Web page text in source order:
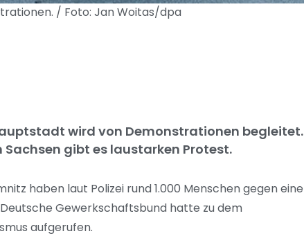
/ Foto: Jan Woitas/dpa
wird von Demonstrationen begleitet.
gibt es laustarken Protest.
haben laut Polizei rund 1.000 Menschen gegen eine
Gewerkschaftsbund hatte zu dem
aufgerufen.